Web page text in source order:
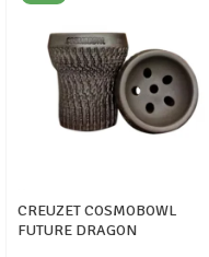
CREUZET COSMOBOWL
FUTURE DRAGON